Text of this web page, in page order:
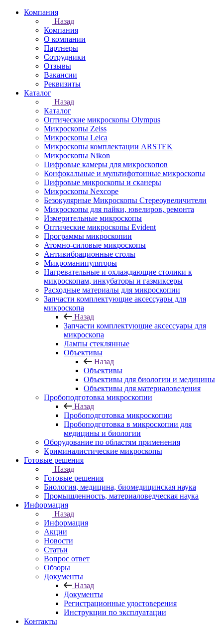
Компания
Назад
Компания
О компании
Партнеры
Сотрудники
Отзывы
Вакансии
Реквизиты
Каталог
Назад
Каталог
Оптические микроскопы Olympus
Микроскопы Zeiss
Микроскопы Leica
Микроскопы комплектации ARSTEK
Микроскопы Nikon
Цифровые камеры для микроскопов
Конфокальные и мультифотонные микроскопы
Цифровые микроскопы и сканеры
Микроскопы Nexcope
Безокулярные Микроскопы Стереоувеличители
Микроскопы для пайки, ювелиров, ремонта
Измерительные микроскопы
Оптические микроскопы Evident
Программы микроскопии
Атомно-силовые микроскопы
Антивибрационные столы
Микроманипуляторы
Нагревательные и охлаждающие столики к
микроскопам, инкубаторы и газмиксеры
Расходные материалы для микроскопии
Запчасти комплектующие аксессуары для
микроскопа
Назад
Запчасти комплектующие аксессуары для
микроскопа
Лампы стеклянные
Объективы
Назад
Объективы
Объективы для биологии и медицины
Объективы для материаловедения
Пробоподготовка микроскопии
Назад
Пробоподготовка микроскопии
Пробоподготовка в микроскопии для
медицины и биологии
Оборудование по областям применения
Криминалистические микроскопы
Готовые решения
Назад
Готовые решения
Биология, медицина, биомедицинская наука
Промышленность, материаловедческая наука
Информация
Назад
Информация
Акции
Новости
Статьи
Вопрос ответ
Обзоры
Документы
Назад
Документы
Регистрационные удостоверения
Инструкции по эксплуатации
Контакты